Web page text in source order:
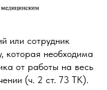
или сотрудник
которая необходима
от работы на весь
(ч. 2 ст. 73 ТК).